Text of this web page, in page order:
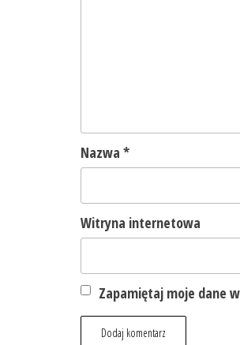
Nazwa *
Witryna internetowa
Zapamiętaj moje dane